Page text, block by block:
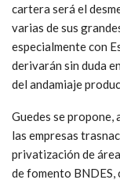
cartera será el
varias de sus
especialmente con
derivarán sin duda
del andamiaje
Guedes se
las empresas
privatización de
de fomento BNDES,